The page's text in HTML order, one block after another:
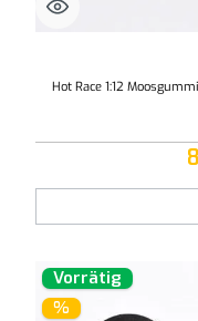
Hot Race 1:12
Vorrätig
%